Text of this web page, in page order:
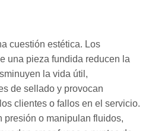
cuestión estética. Los
una pieza fundida reducen la
la vida útil,
de sellado y provocan
clientes o fallos en el servicio.
presión o manipulan fluidos,